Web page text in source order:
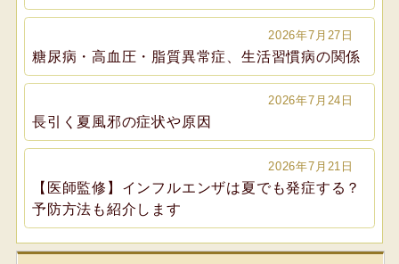
2026年7月27日
糖尿病・高血圧・脂質異常症、生活習慣病の関係
2026年7月24日
長引く夏風邪の症状や原因
2026年7月21日
【医師監修】インフルエンザは夏でも発症する？
予防方法も紹介します